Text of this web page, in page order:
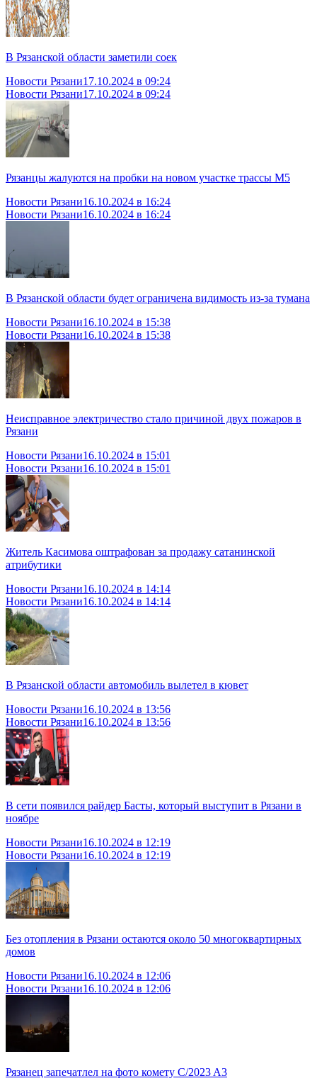
В Рязанской области заметили соек
Новости Рязани17.10.2024 в 09:24
Новости Рязани17.10.2024 в 09:24
Рязанцы жалуются на пробки на новом участке трассы М5
Новости Рязани16.10.2024 в 16:24
Новости Рязани16.10.2024 в 16:24
В Рязанской области будет ограничена видимость из-за тумана
Новости Рязани16.10.2024 в 15:38
Новости Рязани16.10.2024 в 15:38
Неисправное электричество стало причиной двух пожаров в
Рязани
Новости Рязани16.10.2024 в 15:01
Новости Рязани16.10.2024 в 15:01
Житель Касимова оштрафован за продажу сатанинской
атрибутики
Новости Рязани16.10.2024 в 14:14
Новости Рязани16.10.2024 в 14:14
В Рязанской области автомобиль вылетел в кювет
Новости Рязани16.10.2024 в 13:56
Новости Рязани16.10.2024 в 13:56
В сети появился райдер Басты, который выступит в Рязани в
ноябре
Новости Рязани16.10.2024 в 12:19
Новости Рязани16.10.2024 в 12:19
Без отопления в Рязани остаются около 50 многоквартирных
домов
Новости Рязани16.10.2024 в 12:06
Новости Рязани16.10.2024 в 12:06
Рязанец запечатлел на фото комету C/2023 A3